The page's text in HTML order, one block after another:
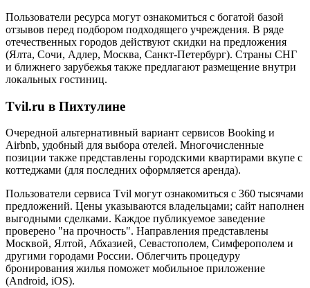
Пользователи ресурса могут ознакомиться с богатой базой
отзывов перед подбором подходящего учреждения. В ряде
отечественных городов действуют скидки на предложения
(Ялта, Сочи, Адлер, Москва, Санкт-Петербург). Страны СНГ
и ближнего зарубежья также предлагают размещение внутри
локальных гостиниц.
Tvil.ru в Пихтулине
Очередной альтернативный вариант сервисов Booking и
Airbnb, удобный для выбора отелей. Многочисленные
позиции также представлены городскими квартирами вкупе с
коттеджами (для последних оформляется аренда).
Пользователи сервиса Tvil могут ознакомиться с 360 тысячами
предложений. Цены указываются владельцами; сайт наполнен
выгодными сделками. Каждое публикуемое заведение
проверено "на прочность". Направления представлены
Москвой, Ялтой, Абхазией, Севастополем, Симферополем и
другими городами России. Облегчить процедуру
бронирования жилья поможет мобильное приложение
(Android, iOS).